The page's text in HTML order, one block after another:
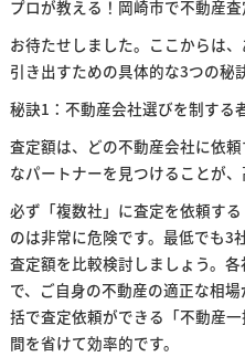
プロが教える！岡崎市で不動産
お待たせしました。ここからは
引き出すための具体的な3つの秘
秘訣1：不動産会社選びを制する
査定額は、どの不動産会社に依
なパートナーを見つけることが
必ず「複数社」に査定を依頼す
のは非常に危険です。最低でも3
査定額を比較検討しましょう。
で、ご自身の不動産の適正な相
括で査定依頼ができる「不動産
間を省けて効率的です。